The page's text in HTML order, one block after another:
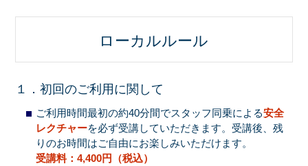
ローカルルール
１．初回のご利用に関して
ご利用時間最初の約40分間でスタッフ同乗による安全
レクチャーを必ず受講していただきます。受講後、残
りのお時間はご自由にお楽しみいただけます。
受講料：4,400円（税込）